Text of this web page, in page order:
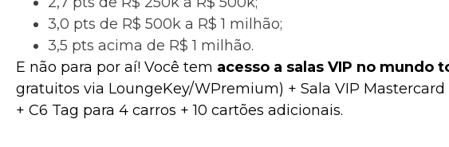
3,0 pts de R$ 500k a R$ 1 milhão;
3,5 pts acima de R$ 1 milhão.
E não para por aí! Você tem acesso a salas VIP no mundo
gratuitos via LoungeKey/WPremium) + Sala VIP Mastercard
+ C6 Tag para 4 carros + 10 cartões adicionais.